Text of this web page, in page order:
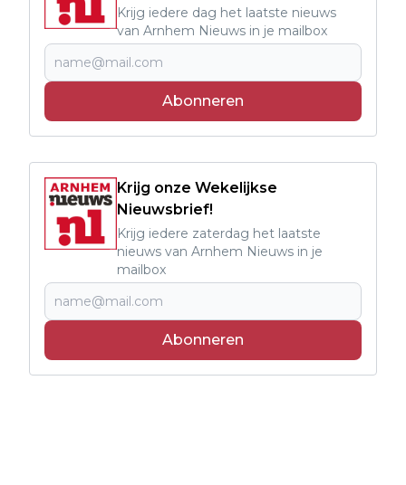
Krijg iedere dag het laatste nieuws
van Arnhem Nieuws in je mailbox
Abonneren
Krijg onze Wekelijkse
Nieuwsbrief!
Krijg iedere zaterdag het laatste
nieuws van Arnhem Nieuws in je
mailbox
Abonneren